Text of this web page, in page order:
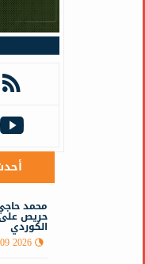
محمد
حريص على
الكوردي
2026